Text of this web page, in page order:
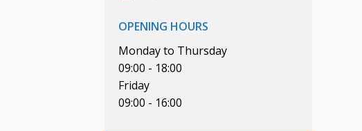
OPENING HOURS
Monday to Thursday
09:00 - 18:00
Friday
09:00 - 16:00